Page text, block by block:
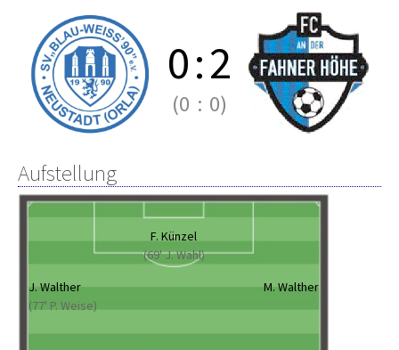
0:2
(0 : 0)
Aufstellung
F. Künzel
(69' J. Wahl)
J. Walther
(77' P. Weise)
M. Walther